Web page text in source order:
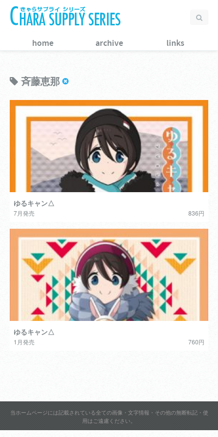
home archive links
斉藤恵那
ゆるキャン△
7月発売 836円
ゆるキャン△
1月発売 760円
当ホームページには記載されている全ての画像・文字情報・その他の無断転記・使
用はご遠慮ください。